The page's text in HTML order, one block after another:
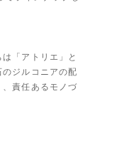
「アトリエ」と
ジルコニアの配
責任あるモノづ